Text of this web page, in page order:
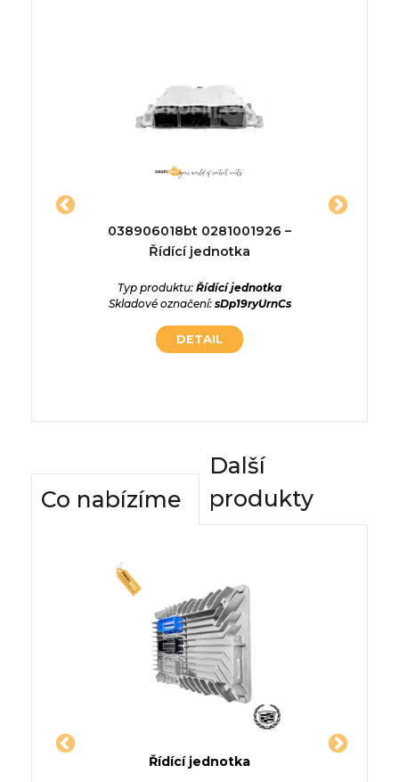
038906018bt 0281001926 –
Řídící jednotka
Typ produktu: Řídící jednotka
Skladové označení: sDp19ryUrnCs
DETAIL
Co nabízíme
Další
produkty
Řídící jednotka
Jednotka DR DR 2